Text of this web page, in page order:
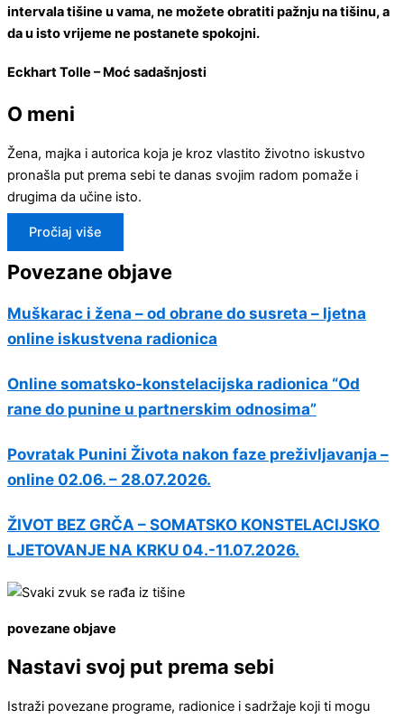
intervala tišine u vama, ne možete obratiti pažnju na tišinu, a
da u isto vrijeme ne postanete spokojni.
Eckhart Tolle – Moć sadašnjosti
O meni
Žena, majka i autorica koja je kroz vlastito životno iskustvo
pronašla put prema sebi te danas svojim radom pomaže i
drugima da učine isto.
Pročiaj više
Povezane objave
Muškarac i žena – od obrane do susreta – ljetna
online iskustvena radionica
Online somatsko-konstelacijska radionica “Od
rane do punine u partnerskim odnosima”
Povratak Punini Života nakon faze preživljavanja –
online 02.06. – 28.07.2026.
ŽIVOT BEZ GRČA – SOMATSKO KONSTELACIJSKO
LJETOVANJE NA KRKU 04.-11.07.2026.
povezane objave
Nastavi svoj put prema sebi
Istraži povezane programe, radionice i sadržaje koji ti mogu